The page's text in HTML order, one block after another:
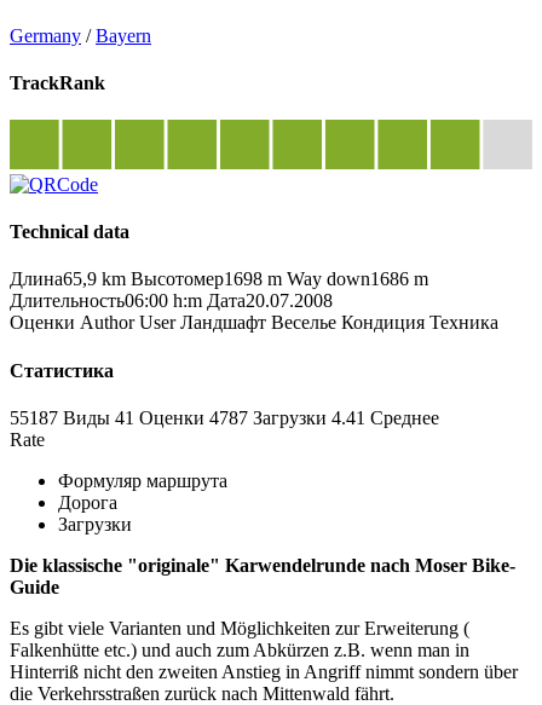
Germany /Bayern
TrackRank
Technical data
Длина65,9 km Высотомер1698 m Way down1686 m
Длительность06:00 h:m Дата20.07.2008
Оценки Author User Ландшафт Веселье Кондиция Техника
Статистика
55187 Виды 41 Оценки 4787 Загрузки 4.41 Среднее
Rate
Формуляр маршрута
Дорога
Загрузки
Die klassische "originale" Karwendelrunde nach Moser Bike-
Guide
Es gibt viele Varianten und Möglichkeiten zur Erweiterung (
Falkenhütte etc.) und auch zum Abkürzen z.B. wenn man in
Hinterriß nicht den zweiten Anstieg in Angriff nimmt sondern über
die Verkehrsstraßen zurück nach Mittenwald fährt.